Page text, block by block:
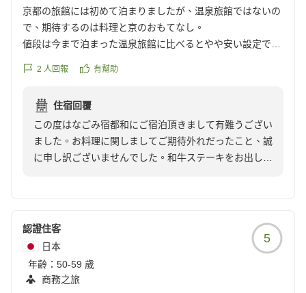
京都の旅館には初めて泊まりましたが、温泉旅館ではないの
で、期待するのは料理と京のおもてなし。
値段は今まで泊まった温泉旅館に比べるとやや安い設定では
理を期待してしまった。しかしやや見劣りする内容でした。
温め直すという提供の仕方。案の定肉はウエルダン状態で切
り口に赤みが残ってない始末。
後客室係は一人の人がずっと来て欲しかったです。入れ替り
立ち替りいろんな人が部屋を出入りされるのは苦手です。
2 人回報 有幫助
住宿回覆
この度はなごみ宿都和にご宿泊頂きまして有難うござい
ました。お料理に関しましてご期待外れだったこと、誠
に申し訳ございませんでした。和牛ステーキをお出しし
めです。レアな状態が残ってしまうと会席料理の流れで
お出しするには多少個性が強すぎてしまうとの判断でご
ざいました。ですがお客様のステーキに対する思いを裏
切ってしまったこと、お詫び申し上げます。申し訳ござ
認證住客
日本
年齡： 50-59 歲
商務之旅
5